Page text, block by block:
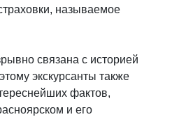
называемое
связана с историей
экскурсанты также
фактов,
и его